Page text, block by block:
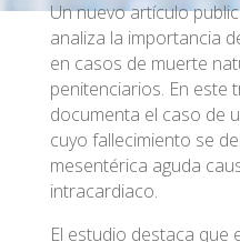
Un nuevo artículo
analiza la importancia
en casos de muerte
penitenciarios. En este
documenta el caso de
cuyo fallecimiento se
mesentérica aguda
intracardiaco.
El estudio destaca que